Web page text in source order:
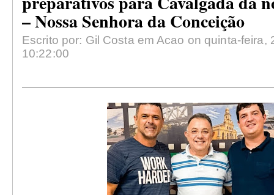
– Nossa Senhora da Conceição
Escrito por: Gil Costa em Acao on quinta-feira,
10:22:00